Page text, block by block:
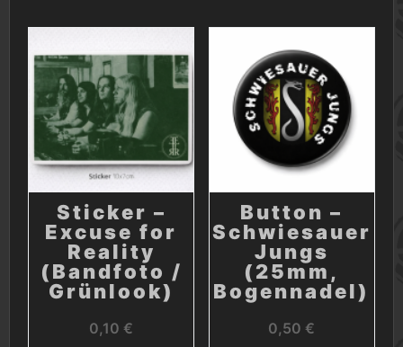
Sticker –
Excuse for
Reality
(Bandfoto /
Grünlook)
0,10€
Button –
Schwiesauer
Jungs
(25mm,
Bogennadel)
0,50€